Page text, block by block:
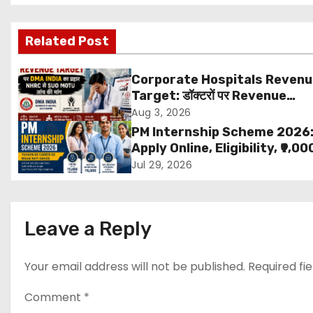
s
t
n
a
v
i
a
t
i
Related Post
Corporate Hospitals
Target: डॉक्टरों पर Revenue
Targets थोपने के खिलाफ DMA
बड़ा कदम, NHRC से Suo Motu जांच
मांग
Aug 3, 2026
PM Internship Scheme 2026:
Apply Online, Eligibility,
Stipend, Benefits, Selection
Jul 29, 2026
Leave a Reply
Your email address will not be published. Required
Comment *